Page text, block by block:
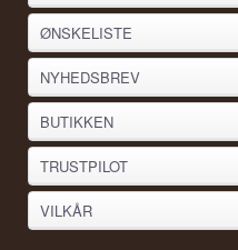
ØNSKELISTE
NYHEDSBREV
BUTIKKEN
TRUSTPILOT
VILKÅR